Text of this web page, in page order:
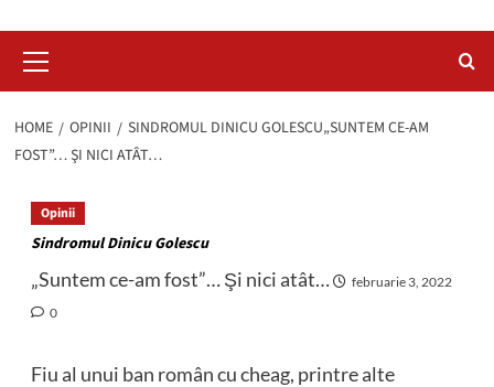
Menu
HOME OPINII
SINDROMUL DINICU GOLESCU„SUNTEM CE-AM
FOST”… ŞI NICI ATÂT…
Opinii
Sindromul Dinicu Golescu
„Suntem ce-am fost”… Şi nici atât…
februarie 3, 2022
0
Fiu al unui ban român cu cheag, printre alte